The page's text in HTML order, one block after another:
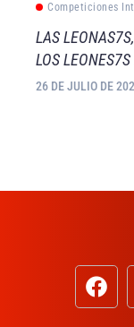
Competiciones
LAS
LOS
26 DE JULIO DE